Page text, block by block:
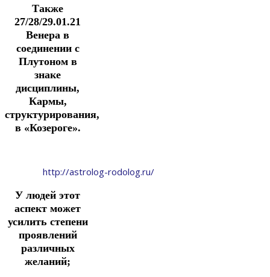
Также
27/28/29.01.21
Венера в
соединении с
Плутоном в
знаке
дисциплины,
Кармы,
структурирования,
в «Козероге».
http://astrolog-rodolog.ru/
У людей этот
аспект может
усилить степени
проявлений
различных
желаний;